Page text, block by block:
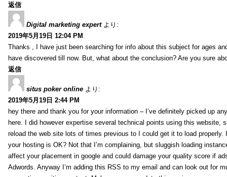
返信
Digital marketing expert より:
2019年5月19日 12:04 PM
Thanks , I have just been searching for info about this subject for ages
have discovered till now. But, what about the conclusion? Are you sure
返信
situs poker online より:
2019年5月19日 2:44 PM
hey there and thank you for your information – I’ve definitely picked up
here. I did however expertise several technical points using this website,
reload the web site lots of times previous to I could get it to load properly.
your hosting is OK? Not that I’m complaining, but sluggish loading
affect your placement in google and could damage your quality score if
Adwords. Anyway I’m adding this RSS to my email and can look out for